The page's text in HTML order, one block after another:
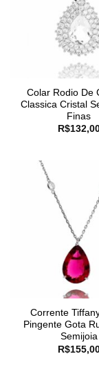
Colar Rodio De
Classica Cristal
Finas
R$
Corrente
Pingente Gota
Semijoia
R$